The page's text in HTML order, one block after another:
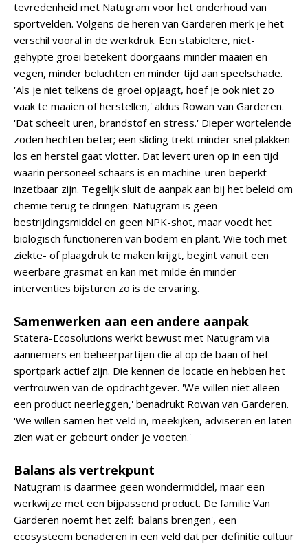
tevredenheid met Natugram voor het onderhoud van
sportvelden. Volgens de heren van Garderen merk je het
verschil vooral in de werkdruk. Een stabielere, niet-
gehypte groei betekent doorgaans minder maaien en
vegen, minder beluchten en minder tijd aan speelschade.
'Als je niet telkens de groei opjaagt, hoef je ook niet zo
vaak te maaien of herstellen,' aldus Rowan van Garderen.
'Dat scheelt uren, brandstof en stress.' Dieper wortelende
zoden hechten beter; een sliding trekt minder snel plakken
los en herstel gaat vlotter. Dat levert uren op in een tijd
waarin personeel schaars is en machine-uren beperkt
inzetbaar zijn. Tegelijk sluit de aanpak aan bij het beleid om
chemie terug te dringen: Natugram is geen
bestrijdingsmiddel en geen NPK-shot, maar voedt het
biologisch functioneren van bodem en plant. Wie toch met
ziekte- of plaagdruk te maken krijgt, begint vanuit een
weerbare grasmat en kan met milde én minder
interventies bijsturen zo is de ervaring.
Samenwerken aan een andere aanpak
Statera-Ecosolutions werkt bewust met Natugram via
aannemers en beheerpartijen die al op de baan of het
sportpark actief zijn. Die kennen de locatie en hebben het
vertrouwen van de opdrachtgever. 'We willen niet alleen
een product neerleggen,' benadrukt Rowan van Garderen.
'We willen samen het veld in, meekijken, adviseren en laten
zien wat er gebeurt onder je voeten.'
Balans als vertrekpunt
Natugram is daarmee geen wondermiddel, maar een
werkwijze met een bijpassend product. De familie Van
Garderen noemt het zelf: 'balans brengen', een
ecosysteem benaderen in een veld dat per definitie cultuur